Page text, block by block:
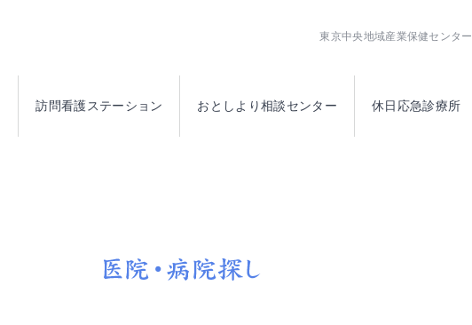
訪問看護ステーション おとしより相談センター 休日応急診療所
東京中央地域産業保健センター